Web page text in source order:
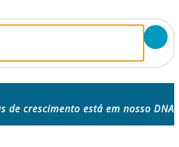
de crescimento está em nosso DNA